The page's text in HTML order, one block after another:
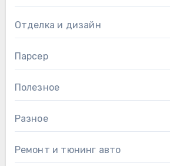
Отделка и дизайн
Парсер
Полезное
Разное
Ремонт и тюнинг авто